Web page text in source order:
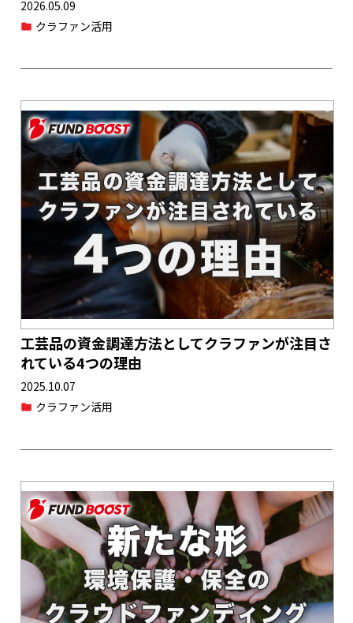
2026.05.09
クラファン活用
工芸品の資金調達方法としてクラファンが注目さ
れている4つの理由
2025.10.07
クラファン活用